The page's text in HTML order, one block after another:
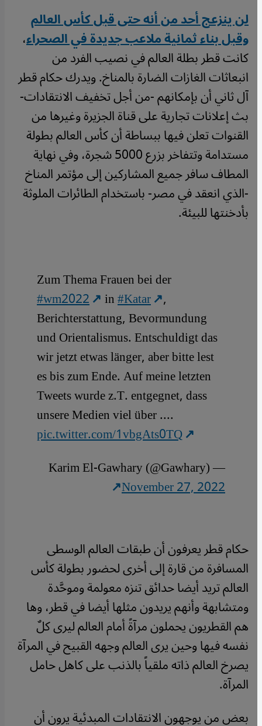
لن ينزعج أحد من أنه حتى قبل كأس العالم
وقبل بناء ثمانية ملاعب جديدة في الصحراء،
كانت قطر بطلة العالم في نصيب الفرد من
انبعاثات الغازات الضارة بالمناخ. ويدرك حكام قطر
آل ثاني أن بإمكانهم -من أجل تخفيف الانتقادات-
بث إعلانات تجارية على قناة الجزيرة وغيرها من
القنوات تعلن فيها ببساطة أن كأس العالم بطولة
مستدامة وتتفاخر بزرع 5000 شجرة، وفي نهاية
المطاف سافر جميع المشاركين إلى مؤتمر المناخ
-الذي انعقد في مصر- باستخدام الطائرات الملوثة
بأدخنتها للبيئة.
Zum Thema Frauen bei der
#wm2022 in#Katar ,
Berichterstattung, Bevormundung
und Orientalismus. Entschuldigt das
wir jetzt etwas länger, aber bitte lest
es bis zum Ende. Auf meine letzten
Tweets wurde z.T. entgegnet, dass
unsere Medien viel über ....
pic.twitter.com/1vbgAts0TQ
— Karim El-Gawhary (@Gawhary)
November 27, 2022
حكام قطر يعرفون أن طبقات العالم الوسطى
المسافرة من قارة إلى أخرى لحضور بطولة كأس
العالم تريد أيضا حدائق تنزه معولمة وموحَّدة
ومتشابهة وأنهم يريدون مثلها أيضا في قطر، وها
هم القطريون يحملون مرآةً أمام العالم ليرى كلٌ
نفسه فيها وحين يرى العالم وجهه القبيح في المرآة
يصرخ العالم ذاته ملقياً بالذنب على كاهل حامل
المرآة.
بعض من يوجهون الانتقادات المبدئية يرون أن